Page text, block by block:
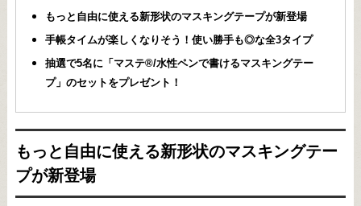
もっと自由に使える新形状のマスキングテープが新登場
手帳タイムが楽しくなりそう！使い勝手も◎な全3タイプ
抽選で5名に「マステ®/水性ペンで書けるマスキングテー
プ」のセットをプレゼント！
もっと自由に使える新形状のマスキングテー
プが新登場